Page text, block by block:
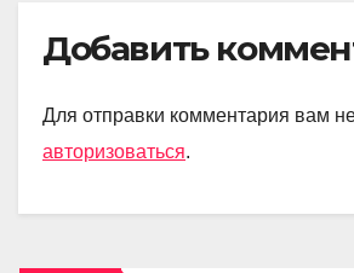
Добавить
Для отправки комментария вам
авторизоваться.